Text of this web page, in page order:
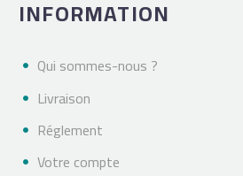
INFORMATION
Qui sommes-nous ?
Livraison
Réglement
Votre compte